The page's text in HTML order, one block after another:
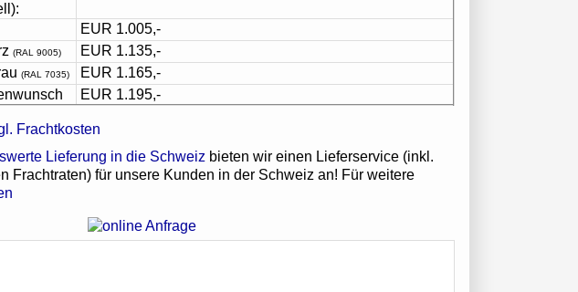
EUR 1.005,-
(RAL 9005)
EUR 1.135,-
(RAL 7035)
EUR 1.165,-
EUR 1.195,-
Frachtkosten
bieten wir einen Lieferservice (inkl.
Frachtraten) für unsere Kunden in der Schweiz an! Für weitere